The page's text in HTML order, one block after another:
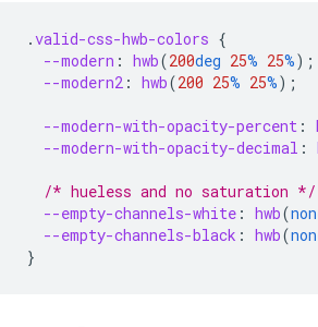
.valid-css-hwb-colors {
--modern : hwb(200deg 25% 25%);
--modern2 : hwb(200 25% 25%);
--modern-with-opacity-percent :
--modern-with-opacity-decimal :
/* hueless and no saturation */
--empty-channels-white : hwb(
--empty-channels-black : hwb(
}